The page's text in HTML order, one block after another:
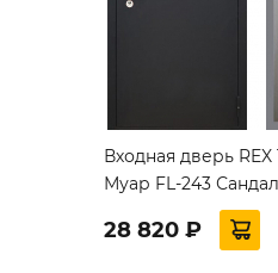
Входная дверь
Муар FL-243
28 820 ₽